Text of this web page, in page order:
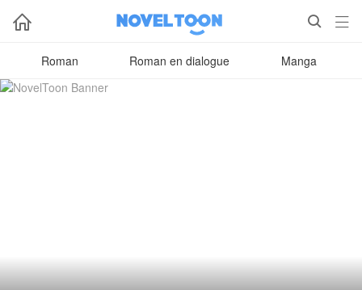
  
Roman Roman en dialogue Manga